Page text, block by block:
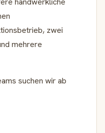
zwei
mehrere
suchen wir ab